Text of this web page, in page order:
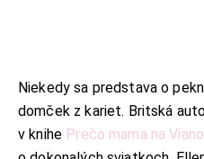
Niekedy sa predstava o
domček z kariet. Britská
v knihe Prečo mama na